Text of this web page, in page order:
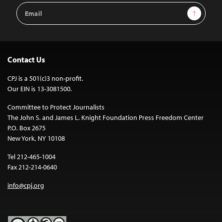
Email
Address
Sign Up
Contact Us
CPJ is a 501(c)3 non-profit.
Our EIN is 13-3081500.
Committee to Protect Journalists
The John S. and James L. Knight Foundation Press Freedom Center
P.O. Box 2675
New York, NY 10108
Tel 212-465-1004
Fax 212-214-0640
info@cpj.org